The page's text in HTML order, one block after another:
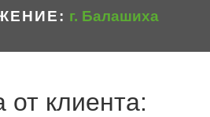
г. Балашиха
от клиента: